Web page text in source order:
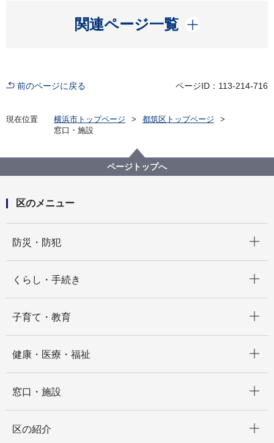
関連ページ一覧
開く
前のページに戻る ページID：113-214-716
現在位置 横浜市トップページ
都筑区トップページ
窓口・施設
ページトップへ
区のメニュー
防災・防犯
くらし・手続き
子育て・教育
健康・医療・福祉
窓口・施設
区の紹介